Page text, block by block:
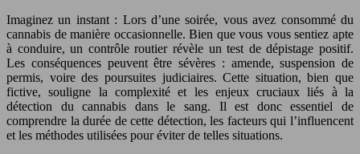
Imaginez un instant : Lors d’une soirée, vous avez consommé du
cannabis de manière occasionnelle. Bien que vous vous sentiez apte
à conduire, un contrôle routier révèle un test de dépistage positif.
Les conséquences peuvent être sévères : amende, suspension de
permis, voire des poursuites judiciaires. Cette situation, bien que
fictive, souligne la complexité et les enjeux cruciaux liés à la
détection du cannabis dans le sang. Il est donc essentiel de
comprendre la durée de cette détection, les facteurs qui l’influencent
et les méthodes utilisées pour éviter de telles situations.